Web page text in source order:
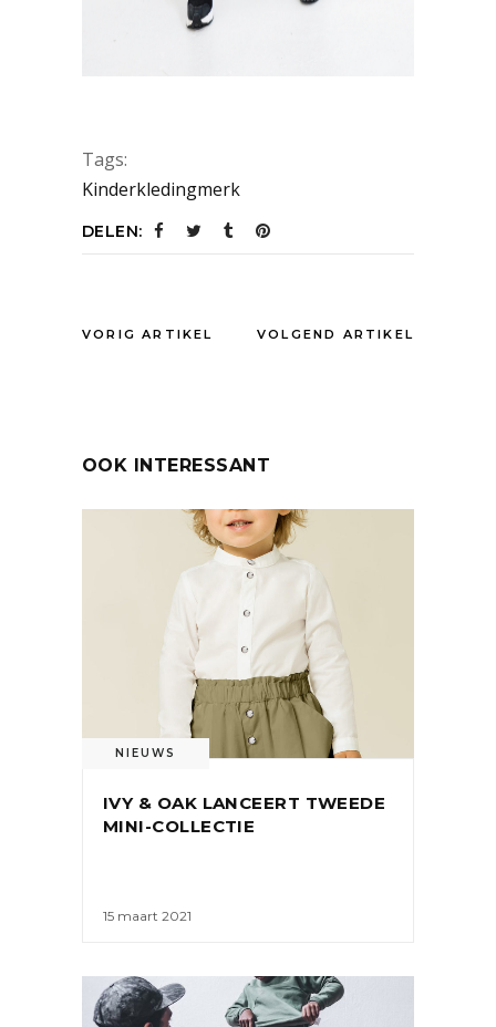
Tags:
Kinderkledingmerk
DELEN:
VORIG ARTIKEL VOLGEND ARTIKEL
OOK INTERESSANT
NIEUWS
IVY & OAK LANCEERT TWEEDE
MINI-COLLECTIE
15 maart 2021